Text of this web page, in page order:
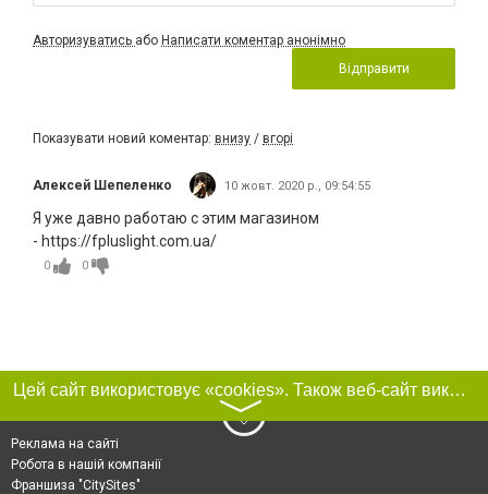
Авторизуватись або Написати коментар анонімно
Відправити
Показувати новий коментар: внизу / вгорі
Алексей Шепеленко 10 жовт. 2020 р., 09:54:55
Я уже давно работаю с этим магазином
- https://fpluslight.com.ua/
0 0
Цей сайт використовує «cookies». Також веб-сайт використовує інтернет-сервіс для збору технічних даних стосовно відвідувачів з метою отримання маркетингової та статистичної інформації. Умови обробки даних відвідувачів сайту див.
〉
Реклама на сайті
Робота в нашій компанії
Франшиза "CitySites"